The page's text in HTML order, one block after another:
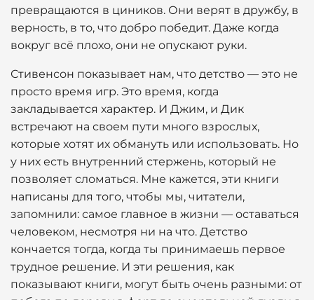
превращаются в циников. Они верят в дружбу, в
верность, в то, что добро победит. Даже когда
вокруг всё плохо, они не опускают руки.
Стивенсон показывает нам, что детство — это не
просто время игр. Это время, когда
закладывается характер. И Джим, и Дик
встречают на своем пути много взрослых,
которые хотят их обмануть или использовать. Но
у них есть внутренний стержень, который не
позволяет сломаться. Мне кажется, эти книги
написаны для того, чтобы мы, читатели,
запомнили: самое главное в жизни — оставаться
человеком, несмотря ни на что. Детство
кончается тогда, когда ты принимаешь первое
трудное решение. И эти решения, как
показывают книги, могут быть очень разными: от